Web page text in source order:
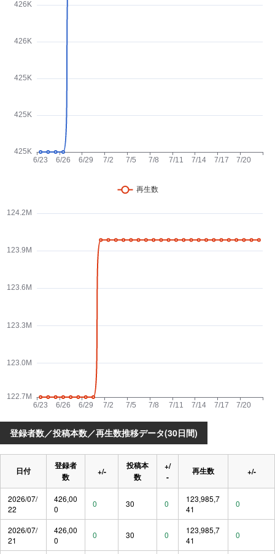
登録者数／投稿本数／再生数推移データ(30日間)
日付
登録者
数
+/-
投稿本
数
+/
-
再生数 +/-
2026/07/
22
426,00
0
0 30 0
123,985,7
41
0
2026/07/
21
426,00
0
0 30 0
123,985,7
41
0